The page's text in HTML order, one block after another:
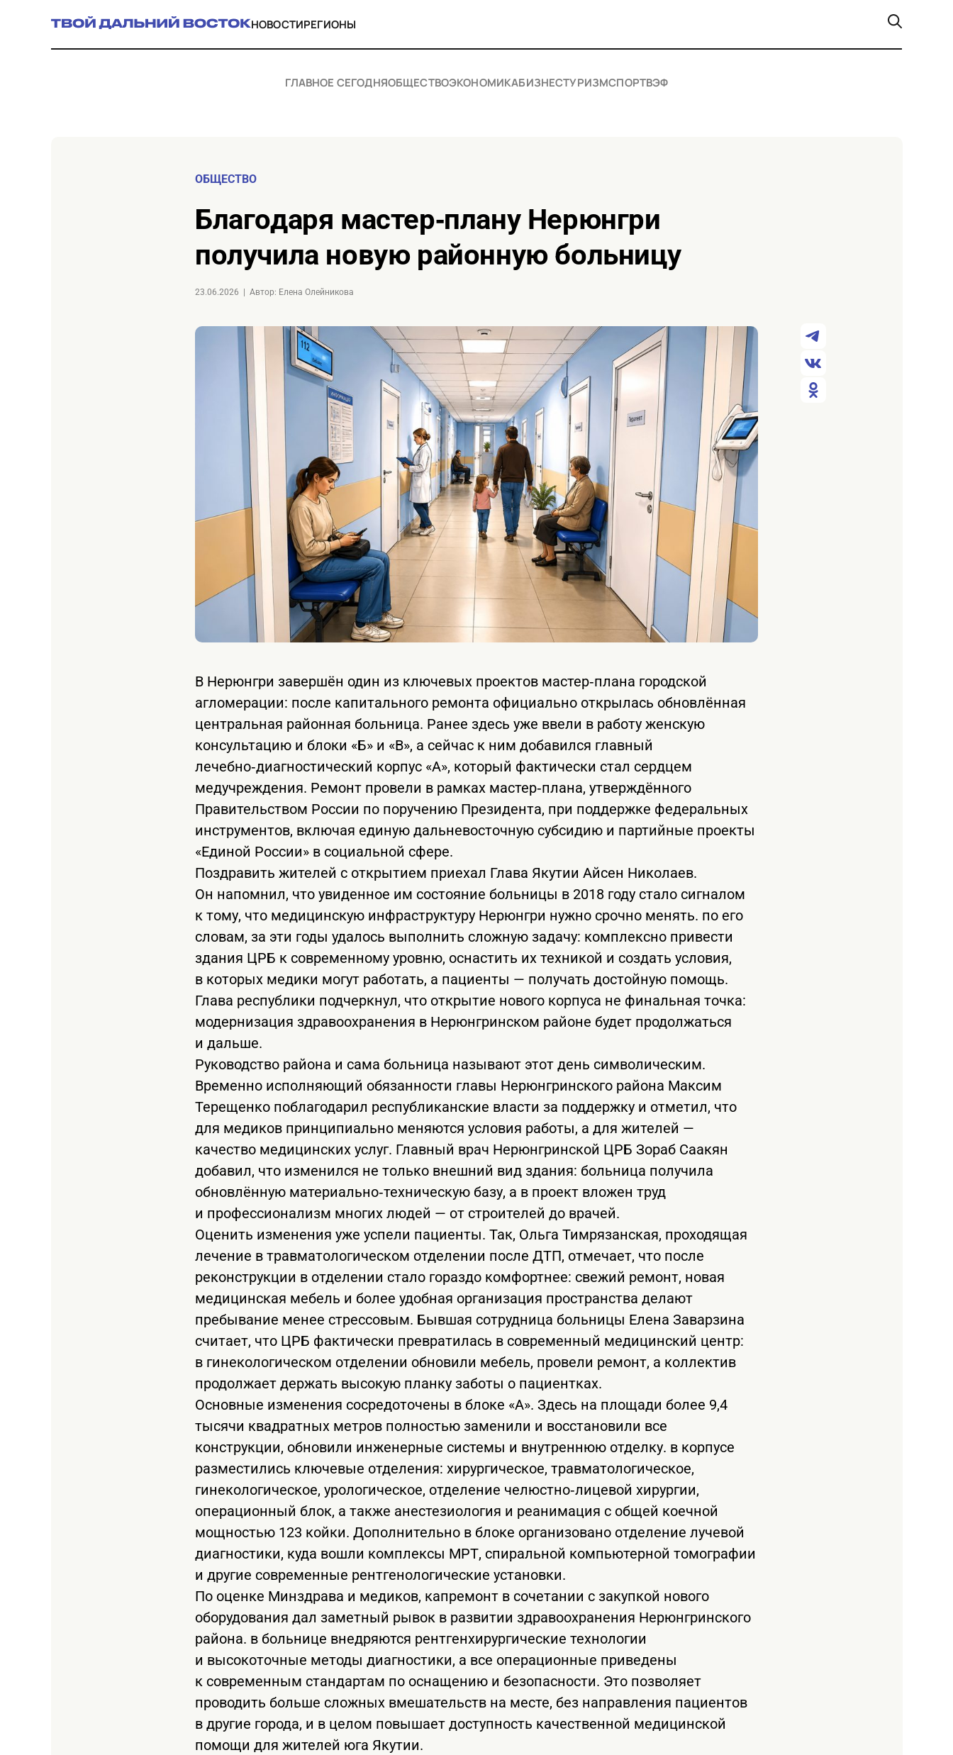
НОВОСТИРЕГИОНЫ
ГЛАВНОЕ СЕГОДНЯОБЩЕСТВОЭКОНОМИКАБИЗНЕСТУРИЗМСПОРТВЭФ
ОБЩЕСТВО
Благодаря мастер‑плану Нерюнгри
получила новую районную больницу
23.06.2026 | Автор: Елена Олейникова
В Нерюнгри завершён один из ключевых проектов мастер‑плана городской
агломерации: после капитального ремонта официально открылась обновлённая
центральная районная больница. Ранее здесь уже ввели в работу женскую
консультацию и блоки «Б» и «В», а сейчас к ним добавился главный
лечебно‑диагностический корпус «А», который фактически стал сердцем
медучреждения. Ремонт провели в рамках мастер‑плана, утверждённого
Правительством России по поручению Президента, при поддержке федеральных
инструментов, включая единую дальневосточную субсидию и партийные проекты
«Единой России» в социальной сфере.
Поздравить жителей с открытием приехал Глава Якутии Айсен Николаев.
Он напомнил, что увиденное им состояние больницы в 2018 году стало сигналом
к тому, что медицинскую инфраструктуру Нерюнгри нужно срочно менять. по его
словам, за эти годы удалось выполнить сложную задачу: комплексно привести
здания ЦРБ к современному уровню, оснастить их техникой и создать условия,
в которых медики могут работать, а пациенты — получать достойную помощь.
Глава республики подчеркнул, что открытие нового корпуса не финальная точка:
модернизация здравоохранения в Нерюнгринском районе будет продолжаться
и дальше.
Руководство района и сама больница называют этот день символическим.
Временно исполняющий обязанности главы Нерюнгринского района Максим
Терещенко поблагодарил республиканские власти за поддержку и отметил, что
для медиков принципиально меняются условия работы, а для жителей —
качество медицинских услуг. Главный врач Нерюнгринской ЦРБ Зораб Саакян
добавил, что изменился не только внешний вид здания: больница получила
обновлённую материально‑техническую базу, а в проект вложен труд
и профессионализм многих людей — от строителей до врачей.
Оценить изменения уже успели пациенты. Так, Ольга Тимрязанская, проходящая
лечение в травматологическом отделении после ДТП, отмечает, что после
реконструкции в отделении стало гораздо комфортнее: свежий ремонт, новая
медицинская мебель и более удобная организация пространства делают
пребывание менее стрессовым. Бывшая сотрудница больницы Елена Заварзина
считает, что ЦРБ фактически превратилась в современный медицинский центр:
в гинекологическом отделении обновили мебель, провели ремонт, а коллектив
продолжает держать высокую планку заботы о пациентках.
Основные изменения сосредоточены в блоке «А». Здесь на площади более 9,4
тысячи квадратных метров полностью заменили и восстановили все
конструкции, обновили инженерные системы и внутреннюю отделку. в корпусе
разместились ключевые отделения: хирургическое, травматологическое,
гинекологическое, урологическое, отделение челюстно‑лицевой хирургии,
операционный блок, а также анестезиология и реанимация с общей коечной
мощностью 123 койки. Дополнительно в блоке организовано отделение лучевой
диагностики, куда вошли комплексы МРТ, спиральной компьютерной томографии
и другие современные рентгенологические установки.
По оценке Минздрава и медиков, капремонт в сочетании с закупкой нового
оборудования дал заметный рывок в развитии здравоохранения Нерюнгринского
района. в больнице внедряются рентгенхирургические технологии
и высокоточные методы диагностики, а все операционные приведены
к современным стандартам по оснащению и безопасности. Это позволяет
проводить больше сложных вмешательств на месте, без направления пациентов
в другие города, и в целом повышает доступность качественной медицинской
помощи для жителей юга Якутии.